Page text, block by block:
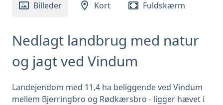
Billeder Kort Fuldskærm
Nedlagt landbrug med natur
og jagt ved Vindum
Landejendom med 11,4 ha beliggende ved Vindum
mellem Bjerringbro og Rødkærsbro - ligger hævet i